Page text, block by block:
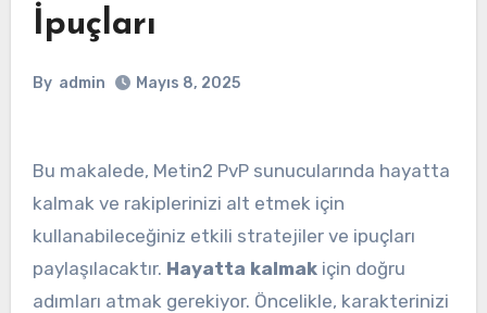
İpuçları
By admin Mayıs 8, 2025
Bu makalede, Metin2 PvP sunucularında hayatta
kalmak ve rakiplerinizi alt etmek için
kullanabileceğiniz etkili stratejiler ve ipuçları
paylaşılacaktır. Hayatta kalmakiçin doğru
adımları atmak gerekiyor. Öncelikle, karakterinizi